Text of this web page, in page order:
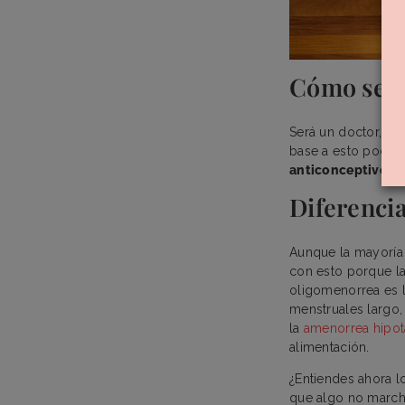
Cómo se
Será un doctor, a
base a esto podrá
anticonceptivos
Aunque la
con esto porque
oligomenorrea es
menstruales
la amenorrea
alimentación.
¿Entiendes ahora
que algo no